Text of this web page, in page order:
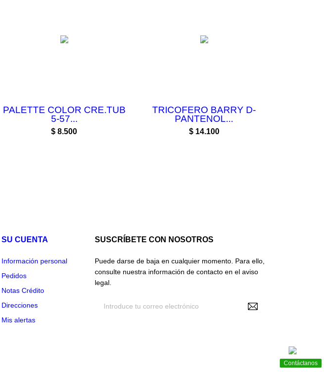
PALETTE COLOR CRE.TUB
5-57...
Precio
$ 8.500
TRICOFERO BARRY D-
PANTENOL...
Precio
$ 14.100
SU CUENTA
Información personal
Pedidos
Notas Crédito
Direcciones
Mis alertas
Contáctanos
SUSCRÍBETE CON NOSOTROS
Puede darse de baja en cualquier momento. Para ello,
consulte nuestra información de contacto en el aviso
legal.